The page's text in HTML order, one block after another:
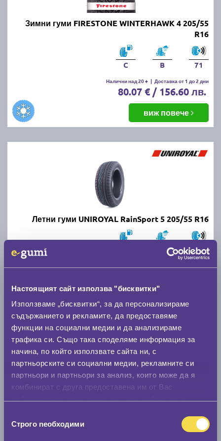
Настоящият сайт използва "бисквитки"
Използваме „бисквитки“, за да персонализираме
съдържанието и рекламите, да предоставяме
функции на социални медии и да анализираме
трафика си. Също така споделяме информация за
начина, по който използвате сайта ни, с
партньорските си социални медии, рекламните си
партньори и партньори за анализ, които може да я
комбинират с друга предоставена им от Вас
наСтрого nеобходими
Зимни гуми FIRESTONE WINTERHAWK 4 205/55
R16
C B 71
Налични над 20 + | Доставка от 1 до 2 дни
80.07 € / 156.60 лв.
виж повече
Летни гуми UNIROYAL RainSport 5 205/55 R16
71
Летни гуми MATADOR Hectorra 5 205/55 R16
71